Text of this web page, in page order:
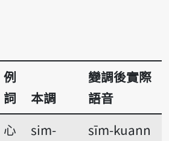
例
詞
本調
變調後實際
語音
心
sim-
sīm-kuann